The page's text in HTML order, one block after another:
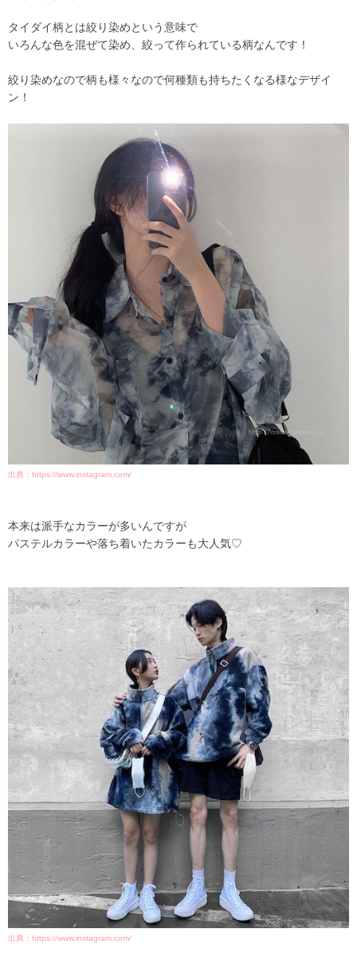
タイダイ柄とは絞り染めという意味で
いろんな色を混ぜて染め、絞って作られている柄なんです！
絞り染めなので柄も様々なので何種類も持ちたくなる様なデザイ
ン！
出典：https://www.instagram.com/
本来は派手なカラーが多いんですが
パステルカラーや落ち着いたカラーも大人気♡
出典：https://www.instagram.com/